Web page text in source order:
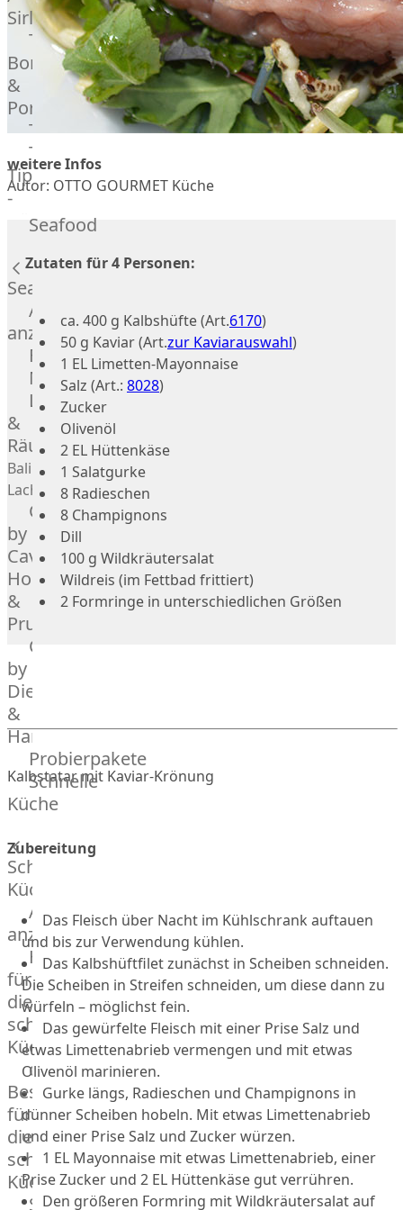
Veire
Wagyu
Beef
Schwein
Ibérico
Joselito
Ibérico
70%
Bellota
Ibérico
35%
Bellota
LiVar
Schweinefleisch
Mangalitza
Schwein
Geflügel
Miéral
Geflügel
Huhn
Hahn
Kapaun
Ente
Perlhuhn
Gans
Kalb
Nordsee
Lamm
Französisches
Lamm
Donald
Russell
Lamm
Kaninchen
Wild
Rotwild
Elch
Dry-
Aged
Burger
Würstchen
Traditionell
klassisch
Außergewöhnlich
&
exotisch
OTTO
Sirloin
T-
Bone
&
Porterhouse
Tomahawk
Tri
Tip
-
Bürgermeisterstück
Hanging
Tender
Special
Cuts
Rippchen
Teilstücke
vom
Rind
Teilstücke
vom
Schwein
Teilstücke
vom
Lamm
Teilstücke
vom
Geflügel
Seafood
Seafood
Alle
anzeigen
Fisch
Meeresfrüchte
Lachs
&
Räucherlachs
Balik
Lachs
Caviar
by
Caviar
House
&
Prunier
Caviar
by
Dieckmann
&
Hansen
Probierpakete
Schnelle
Küche
Schnelle
Küche
Alle
anzeigen
Hausmannskost
für
die
schnelle
Küche
das
Besondere
für
die
schnelle
Küche
Streetfood
weitere Infos
Autor: OTTO GOURMET Küche
Zutaten für 4 Personen:
ca. 400 g Kalbshüfte (Art.6170)
50 g Kaviar (Art.zur Kaviarauswahl)
1 EL Limetten-Mayonnaise
Salz (Art.: 8028)
Zucker
Olivenöl
2 EL Hüttenkäse
1 Salatgurke
8 Radieschen
8 Champignons
Dill
100 g Wildkräutersalat
Wildreis (im Fettbad frittiert)
2 Formringe in unterschiedlichen Größen
Kalbstatar mit Kaviar-Krönung
Zubereitung
Das Fleisch über Nacht im Kühlschrank auftauen
und bis zur Verwendung kühlen.
Das Kalbshüftfilet zunächst in Scheiben schneiden.
Die Scheiben in Streifen schneiden, um diese dann zu
würfeln – möglichst fein.
Das gewürfelte Fleisch mit einer Prise Salz und
etwas Limettenabrieb vermengen und mit etwas
Olivenöl marinieren.
Gurke längs, Radieschen und Champignons in
dünner Scheiben hobeln. Mit etwas Limettenabrieb
und einer Prise Salz und Zucker würzen.
1 EL Mayonnaise mit etwas Limettenabrieb, einer
Prise Zucker und 2 EL Hüttenkäse gut verrühren.
Den größeren Formring mit Wildkräutersalat auf